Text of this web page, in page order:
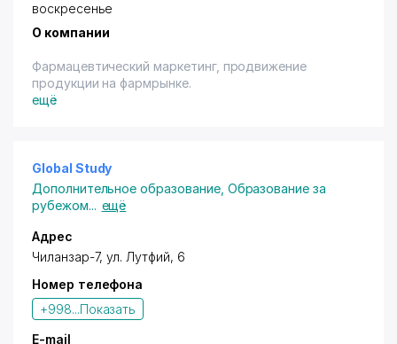
воскресенье
О компании
Фармацевтический маркетинг, продвижение
продукции на фармрынке.
ещё
Global Study
Дополнительное образование, Образование за
рубежом... ещё
Адрес
Чиланзар-7,ул. Лутфий, 6
Номер телефона
+998...Показать
E-mail